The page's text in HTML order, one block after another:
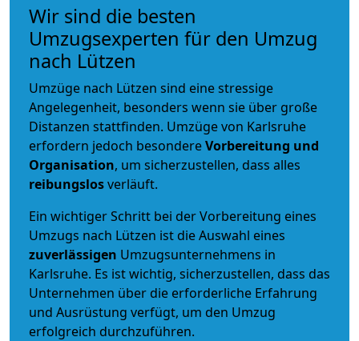
Wir sind die besten
Umzugsexperten für den Umzug
nach Lützen
Umzüge nach Lützen sind eine stressige
Angelegenheit, besonders wenn sie über große
Distanzen stattfinden. Umzüge von Karlsruhe
erfordern jedoch besondereVorbereitung und
Organisation, um sicherzustellen, dass alles
reibungslosverläuft.
Ein wichtiger Schritt bei der Vorbereitung eines
Umzugs nach Lützen ist die Auswahl eines
zuverlässigen Umzugsunternehmens in
Karlsruhe. Es ist wichtig, sicherzustellen, dass das
Unternehmen über die erforderliche Erfahrung
und Ausrüstung verfügt, um den Umzug
erfolgreich durchzuführen.